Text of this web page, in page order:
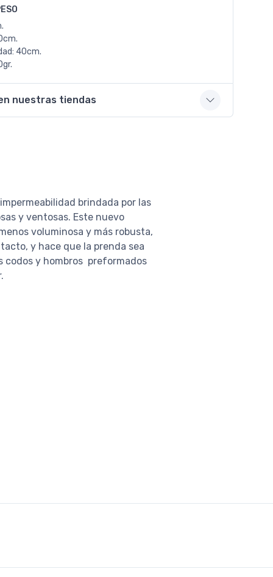
40cm.
nuestras tiendas
brindada por las
y ventosas. Este nuevo
voluminosa y más robusta,
y hace que la prenda sea
codos y hombros preformados